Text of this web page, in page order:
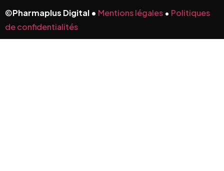
©Pharmaplus Digital • Mentions légales • Politiques
de confidentialités